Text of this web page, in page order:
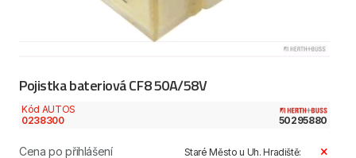
Pojistka bateriová CF8 50A/58V
Kód AUTOS
0238300
50295880
Cena po přihlášení
Staré Město u Uh. Hradiště: